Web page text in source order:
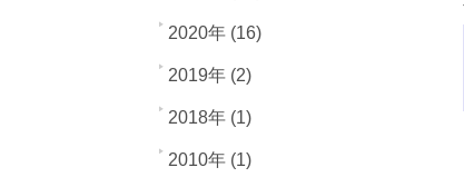
2020年 (16)
2019年 (2)
2018年 (1)
2010年 (1)